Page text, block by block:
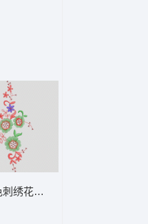
片花
绣花卉图案 亮片 珠片简单花